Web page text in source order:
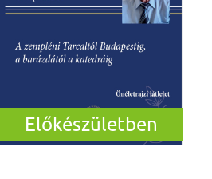
Előkészületben